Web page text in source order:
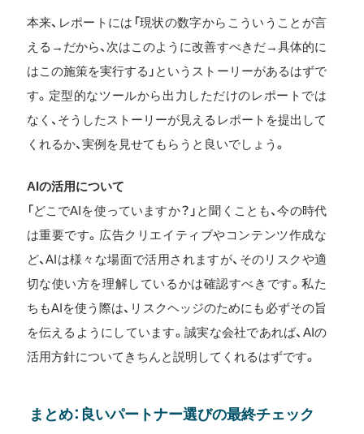
本来、レポートには「現状の数字からこういうことが言
える→だから、次はこのように改善すべきだ→具体的に
はこの施策を実行する」というストーリーがあるはずで
す。定型的なツールから出力しただけのレポートでは
なく、そうしたストーリーが見えるレポートを提出して
くれるか、実例を見せてもらうと良いでしょう。
AIの活用について
「どこでAIを使っていますか？」と聞くことも、今の時代
は重要です。広告クリエイティブやコンテンツ作成な
ど、AIは様々な場面で活用されますが、そのリスクや適
切な使い方を理解しているかは確認すべきです。私た
ちもAIを使う際は、リスクヘッジのためにも必ずその旨
を伝えるようにしています。誠実な会社であれば、AIの
活用方針についてきちんと説明してくれるはずです。
まとめ：良いパートナー選びの最終チェック